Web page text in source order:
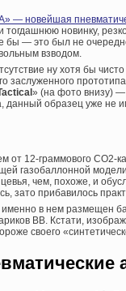
— новейшая
тогдашнюю новинку,
бы — это был не
взводом.
ну хотя бы
заслуженного
» (на фото внизу) —
образец уже не
от 12-граммового
газобаллонной
чем, похоже, и
зато прибавилось
в нем размещен
ВВ. Кстати,
своего